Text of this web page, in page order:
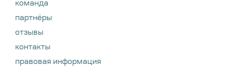
команда
партнёры
отзывы
контакты
правовая информация